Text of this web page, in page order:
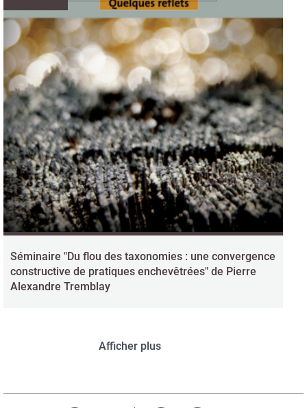
Séminaire "Du flou des taxonomies : une convergence
constructive de pratiques enchevêtrées" de Pierre
Alexandre Tremblay
Afficher plus